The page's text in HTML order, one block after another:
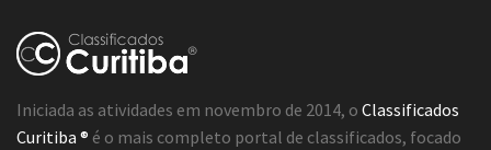
Iniciada as atividades em novembro de 2014, o Classificados
Curitiba ® é o mais completo portal de classificados, focado